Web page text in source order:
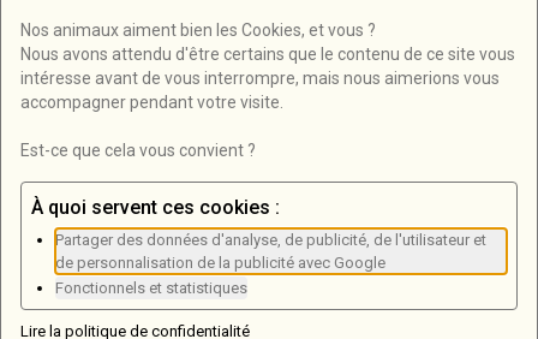
RD946, Bois de Roucy
08250 Olizy-Primat
03 24 71 07 38
Formulaire de contact
Newsletter
Nos animaux aiment bien les Cookies, et vous ?
Nous avons attendu d'être certains que le contenu de ce site vous
intéresse avant de vous interrompre, mais nous aimerions vous
accompagner pendant votre visite.
Est-ce que cela vous convient ?
À quoi servent ces cookies :
Partager des données d'analyse, de publicité, de l'utilisateur et
de personnalisation de la publicité avec Google
Fonctionnels et statistiques
Lire la politique de confidentialité